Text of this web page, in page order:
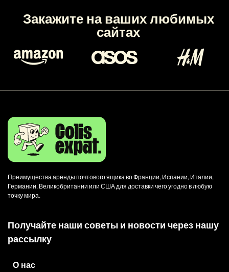
Закажите на ваших любимых
сайтах
Преимущества аренды почтового ящика во Франции, Испании, Италии,
Германии, Великобритании или США для доставки чего угодно в любую
точку мира.
Получайте наши советы и новости через нашу
рассылку
О нас